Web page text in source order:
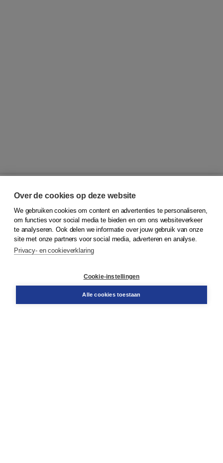
© 2026Koninklijke Boom uitgevers
Klantenservice
Service & informatie
Contact
Over de cookies op deze website
We gebruiken cookies om content en advertenties te personaliseren,
om functies voor social media te bieden en om ons websiteverkeer
te analyseren. Ook delen we informatie over jouw gebruik van onze
site met onze partners voor social media, adverteren en analyse.
Privacy- en cookieverklaring
Cookie-instellingen
Alle cookies toestaan